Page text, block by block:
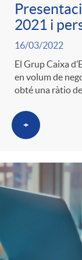
2021 i
16/03/2022
El Grup Caixa
en volum de
obté una ràtio
+